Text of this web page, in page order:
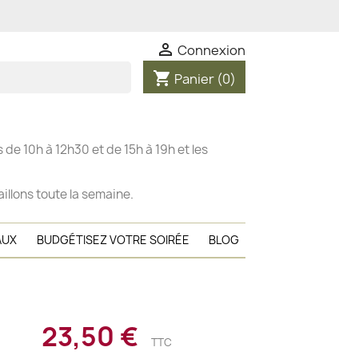
 Connexion
shopping_cart Panier (0)
10h à 12h30 et de 15h à 19h et les
toute la semaine.
BUDGÉTISEZ VOTRE SOIRÉE BLOG
23,50 € TTC